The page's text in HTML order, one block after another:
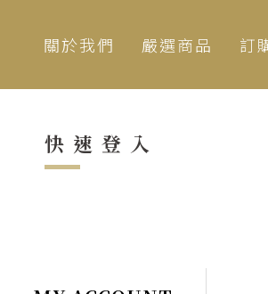
關於我們 嚴選商品 訂
快速登入